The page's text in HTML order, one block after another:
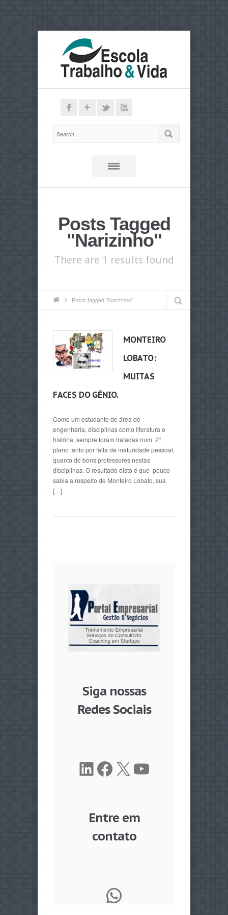
Posts Tagged
"Narizinho"
There are 1 results found
Posts tagged "Narizinho"
MONTEIRO
LOBATO:
MUITAS
FACES DO GÊNIO.
Como um estudante de área de
engenharia, disciplinas como literatura e
história, sempre foram tratadas num 2°.
plano tanto por falta de maturidade pessoal,
quanto de bons professores nestas
disciplinas. O resultado disto é que pouco
sabia a respeito de Monteiro Lobato, sua
[…]
Siga nossas
Redes Sociais
LinkedIn
Facebook
X Youtube
Entre em
contato
WhatsApp